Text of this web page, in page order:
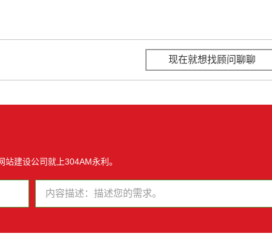
现在就想找顾问聊聊
建设公司就上304AM永利。